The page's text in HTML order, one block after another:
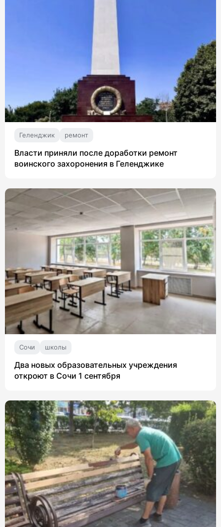
Геленджик ремонт
Власти приняли после доработки ремонт
воинского захоронения в Геленджике
Сочи школы
Два новых образовательных учреждения
откроют в Сочи 1 сентября